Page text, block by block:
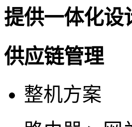
提供一体化设
供应链管理
整机方案